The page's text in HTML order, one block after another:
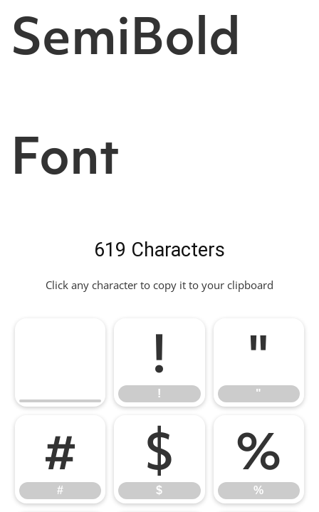
SemiBold
Font
619 Characters
Click any character to copy it to your clipboard
!
!
"
"
#
#
$
$
%
%